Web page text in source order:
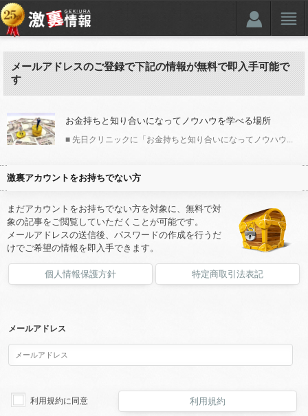
メールアドレスのご登録で下記の情報が無料で即入手可能で
す
お金持ちと知り合いになってノウハウを学べる場所
■ 先日クリニックに「お金持ちと知り合いになってノウハウ...
激裏アカウントをお持ちでない方
まだアカウントをお持ちでない方を対象に、無料で対
象の記事をご閲覧していただくことが可能です。
メールアドレスの送信後、パスワードの作成を行うだ
けでご希望の情報を即入手できます。
個人情報保護方針 特定商取引法表記
メールアドレス
利用規約に同意 利用規約